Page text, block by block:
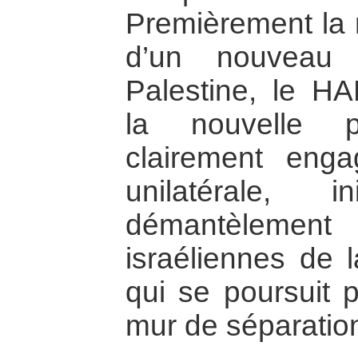
Premièrement
d’un
Palestine, le
la nouvelle
clairement
unilatérale,
israéliennes de
qui se poursuit
mur de